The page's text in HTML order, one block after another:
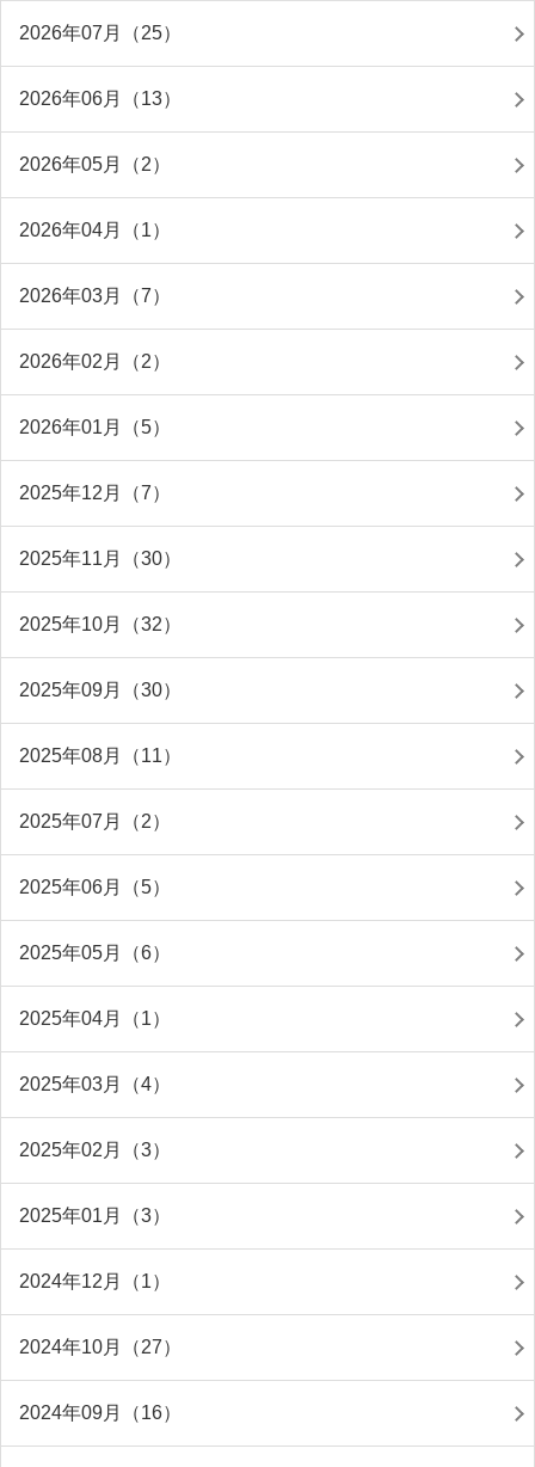
2026年07月（25）
2026年06月（13）
2026年05月（2）
2026年04月（1）
2026年03月（7）
2026年02月（2）
2026年01月（5）
2025年12月（7）
2025年11月（30）
2025年10月（32）
2025年09月（30）
2025年08月（11）
2025年07月（2）
2025年06月（5）
2025年05月（6）
2025年04月（1）
2025年03月（4）
2025年02月（3）
2025年01月（3）
2024年12月（1）
2024年10月（27）
2024年09月（16）